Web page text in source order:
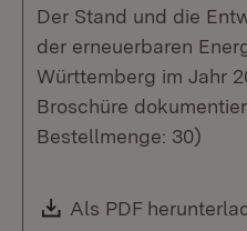
Der Stand und die
der erneuerbaren
Württemberg im Jahr
Broschüre
Bestellmenge: 30)
Download:
Als PDF